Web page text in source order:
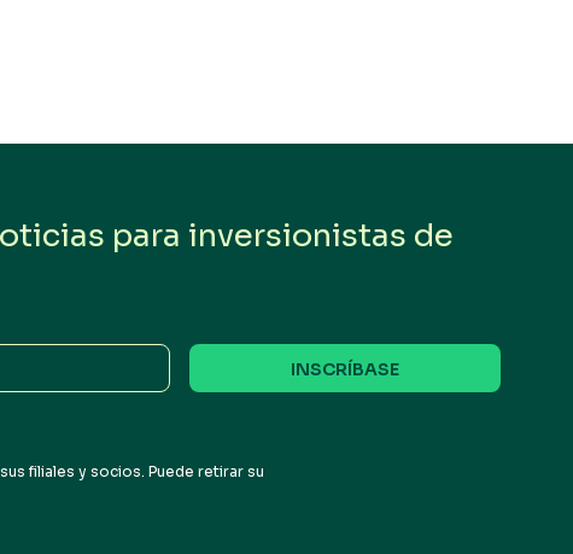
para inversionistas de
filiales y socios. Puede retirar su